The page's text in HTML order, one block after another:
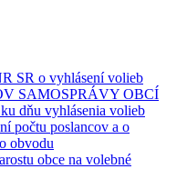
SR o vyhlásení volieb
SAMOSPRÁVY OBCÍ
dňu vyhlásenia volieb
počtu poslancov a o
obvodu
obce na volebné